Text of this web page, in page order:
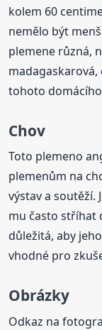
kolem 60
nemělo být
plemene různá,
tohoto
Chov
Toto plemeno
plemenům na
výstav a soutěží.
mu často stříhat
důležitá, aby
vhodné pro
Obrázky
Odkaz na